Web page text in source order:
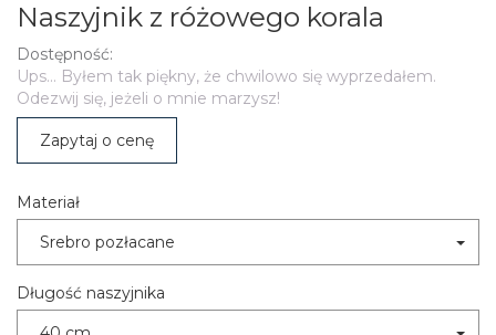
Naszyjnik z różowego korala
Dostępność:
Ups... Byłem tak piękny, że chwilowo się wyprzedałem.
Odezwij się, jeżeli o mnie marzysz!
Zapytaj o cenę
Materiał
Srebro pozłacane
Długość naszyjnika